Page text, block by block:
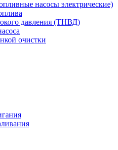
насосы электрические)
давления (ТНВД)
очистки